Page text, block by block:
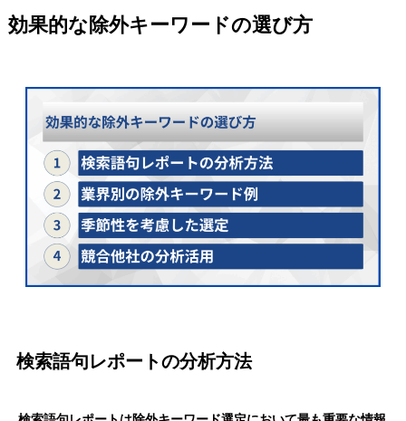
効果的な除外キーワードの選び方
検索語句レポートの分析方法